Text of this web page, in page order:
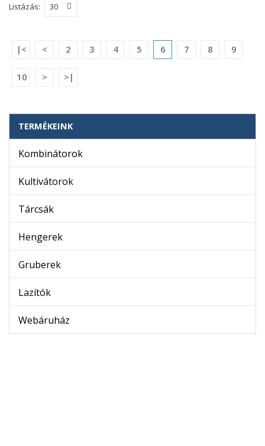
Lapos alátétek "A"
Listázás:
|< < 2 3 4 5 6 7 8 9
10 > >|
TERMÉKEINK
Kombinátorok
Kultivátorok
Tárcsák
Hengerek
Gruberek
Lazítók
Webáruház